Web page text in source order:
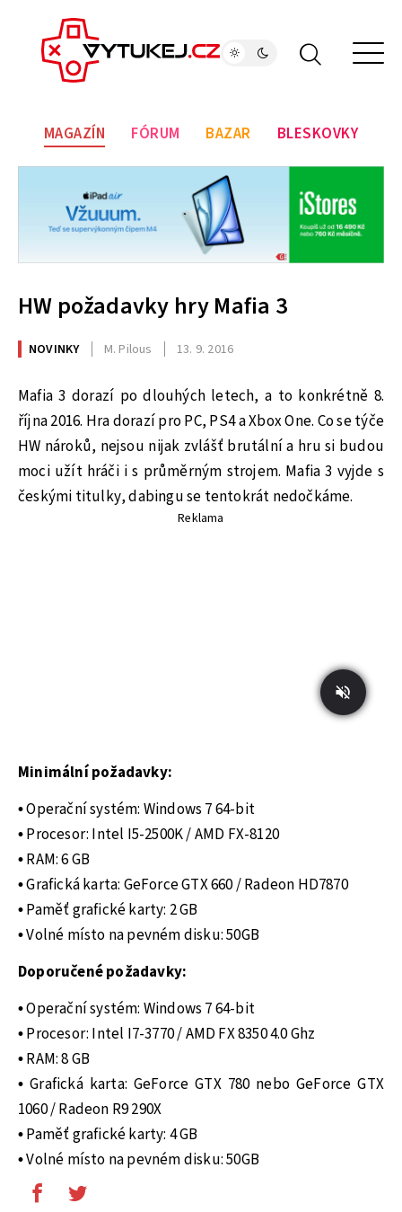
MAGAZÍN FÓRUM BAZAR BLESKOVKY
HW požadavky hry Mafia 3
NOVINKY M. Pilous 13. 9. 2016
Mafia 3 dorazí po dlouhých letech, a to konkrétně 8.
října 2016. Hra dorazí pro PC, PS4 a Xbox One. Co se týče
HW nároků, nejsou nijak zvlášť brutální a hru si budou
moci užít hráči i s průměrným strojem. Mafia 3 vyjde s
českými titulky, dabingu se tentokrát nedočkáme.
Reklama
Minimální požadavky:
•Operační systém: Windows 7 64-bit
•Procesor: Intel I5-2500K / AMD FX-8120
•RAM: 6 GB
•Grafická karta: GeForce GTX 660 / Radeon HD7870
•Paměť grafické karty: 2 GB
•Volné místo na pevném disku: 50GB
Doporučené požadavky:
•Operační systém: Windows 7 64-bit
•Procesor: Intel I7-3770 / AMD FX 8350 4.0 Ghz
•RAM: 8 GB
•Grafická karta: GeForce GTX 780 nebo GeForce GTX
1060 / Radeon R9 290X
•Paměť grafické karty: 4 GB
•Volné místo na pevném disku: 50GB